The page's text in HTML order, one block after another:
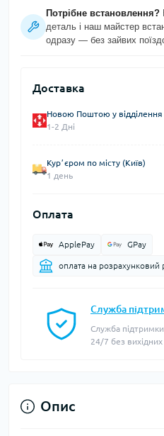
Потрібне встановлення?
деталь і наш майстер
одразу — без зайвих
Доставка
Новою Поштою у
1-2 Дні
Курʼєром по місту (Київ)
1 день
Оплата
ApplePay GPay
оплата на розрахунковий
Служба
Служба підтримки
24/7 без вихідних
Опис